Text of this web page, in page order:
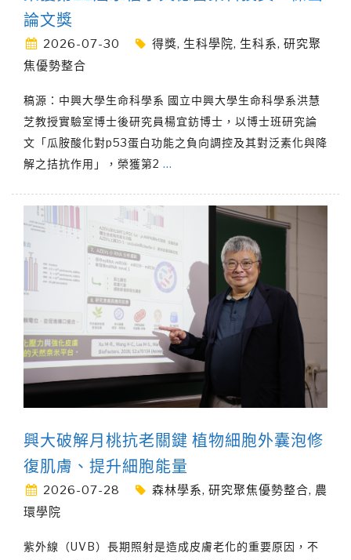
論文獎
2026-07-30 得獎, 生科學院, 生科系, 研究聚
焦優勢整合
稿源：中興大學生命科學系 國立中興大學生命科學系洪慧
芝教授實驗室博士後研究員楊宜鈁博士，以博士班研究論
文「瓜胺酸化對p53蛋白功能之負向調控及其對泛素化與降
解之拮抗作用」，榮獲第2 …
興大破解月桃抗老關鍵 植物細胞外囊泡修
復肌膚、提升細胞能量
2026-07-28 森林學系, 研究聚焦優勢整合, 農
環學院
紫外線（UVB）長期照射是造成皮膚老化的重要原因，不